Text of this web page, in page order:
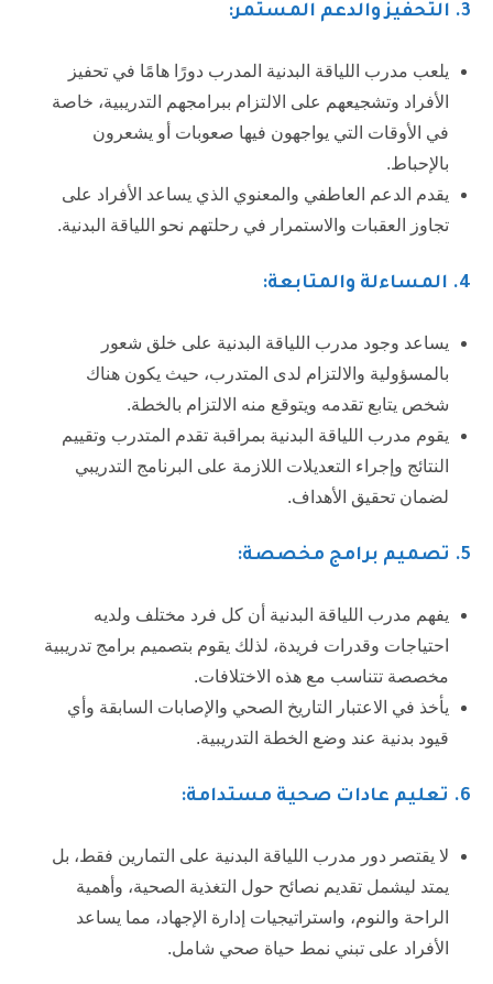
3. التحفيز والدعم المستمر:
يلعب مدرب اللياقة البدنية المدرب دورًا هامًا في تحفيز
الأفراد وتشجيعهم على الالتزام ببرامجهم التدريبية، خاصة
في الأوقات التي يواجهون فيها صعوبات أو يشعرون
بالإحباط.
يقدم الدعم العاطفي والمعنوي الذي يساعد الأفراد على
تجاوز العقبات والاستمرار في رحلتهم نحو اللياقة البدنية.
4. المساءلة والمتابعة:
يساعد وجود مدرب اللياقة البدنية على خلق شعور
بالمسؤولية والالتزام لدى المتدرب، حيث يكون هناك
شخص يتابع تقدمه ويتوقع منه الالتزام بالخطة.
يقوم مدرب اللياقة البدنية بمراقبة تقدم المتدرب وتقييم
النتائج وإجراء التعديلات اللازمة على البرنامج التدريبي
لضمان تحقيق الأهداف.
5. تصميم برامج مخصصة:
يفهم مدرب اللياقة البدنية أن كل فرد مختلف ولديه
احتياجات وقدرات فريدة، لذلك يقوم بتصميم برامج تدريبية
مخصصة تتناسب مع هذه الاختلافات.
يأخذ في الاعتبار التاريخ الصحي والإصابات السابقة وأي
قيود بدنية عند وضع الخطة التدريبية.
6. تعليم عادات صحية مستدامة:
لا يقتصر دور مدرب اللياقة البدنية على التمارين فقط، بل
يمتد ليشمل تقديم نصائح حول التغذية الصحية، وأهمية
الراحة والنوم، واستراتيجيات إدارة الإجهاد، مما يساعد
الأفراد على تبني نمط حياة صحي شامل.